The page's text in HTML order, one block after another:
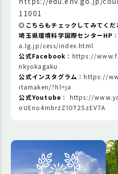
11001
◎こちらもチェックしてみてくだ
埼玉県環境科学国際センターHP ：
a.lg.jp/cess/index.html
公式Facebook ： https://
nkyokagaku
公式インスタグラム ：https://
itamaken/?hl=ja
公式Youtube ： https://
oUEno4mbrzZlOT2SzEV7A